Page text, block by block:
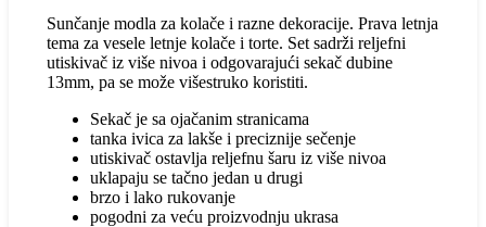
Sunčanje modla za kolače i razne dekoracije. Prava letnja
tema za vesele letnje kolače i torte. Set sadrži reljefni
utiskivač iz više nivoa i odgovarajući sekač dubine
13mm, pa se može višestruko koristiti.
Sekač je sa ojačanim stranicama
tanka ivica za lakše i preciznije sečenje
utiskivač ostavlja reljefnu šaru iz više nivoa
uklapaju se tačno jedan u drugi
brzo i lako rukovanje
pogodni za veću proizvodnju ukrasa